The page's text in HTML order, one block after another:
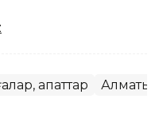
апаттар Алматы